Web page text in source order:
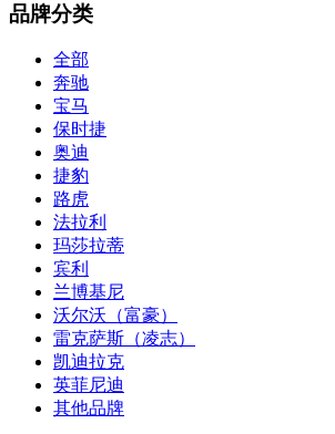
品牌分类
全部
奔驰
宝马
保时捷
奥迪
捷豹
路虎
法拉利
玛莎拉蒂
宾利
兰博基尼
沃尔沃（富豪）
雷克萨斯（凌志）
凯迪拉克
英菲尼迪
其他品牌